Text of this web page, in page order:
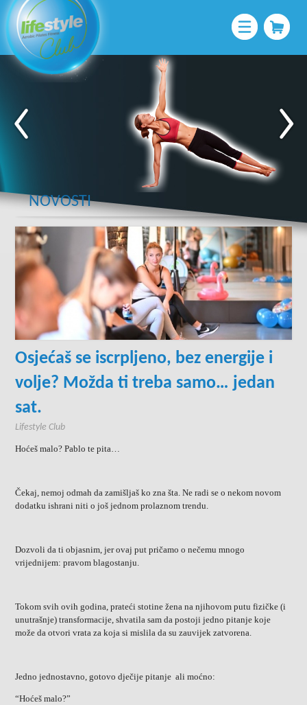
NOVOSTI
Osjećaš se iscrpljeno, bez energije i
volje? Možda ti treba samo… jedan
sat.
Lifestyle Club
Hoćeš malo? Pablo te pita…
Čekaj, nemoj odmah da zamišljaš ko zna šta. Ne radi se o nekom novom
dodatku ishrani niti o još jednom prolaznom trendu.
Dozvoli da ti objasnim, jer ovaj put pričamo o nečemu mnogo
vrijednijem: pravom blagostanju.
Tokom svih ovih godina, prateći stotine žena na njihovom putu fizičke (i
unutrašnje) transformacije, shvatila sam da postoji jedno pitanje koje
može da otvori vrata za koja si mislila da su zauvijek zatvorena.
Jedno jednostavno, gotovo dječije pitanje ali moćno:
“Hoćeš malo?”